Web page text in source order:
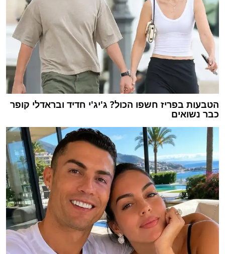
הטבעות בפריז חשפו הכול? ג'יג'י חדיד ובראדלי קופר
כבר נשואים